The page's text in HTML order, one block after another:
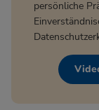
persönliche